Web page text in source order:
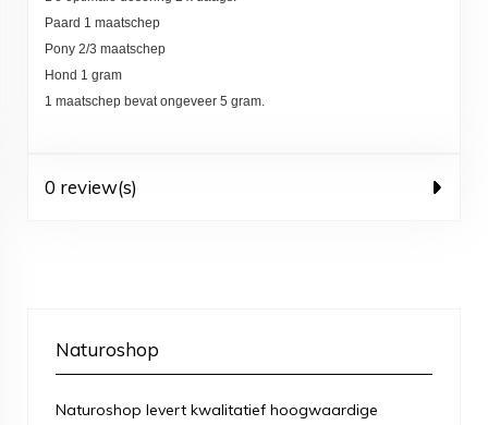
Paard 1 maatschep
Pony 2/3 maatschep
Hond 1 gram
1 maatschep bevat ongeveer 5 gram.
0 review(s)
Naturoshop
Naturoshop levert kwalitatief hoogwaardige